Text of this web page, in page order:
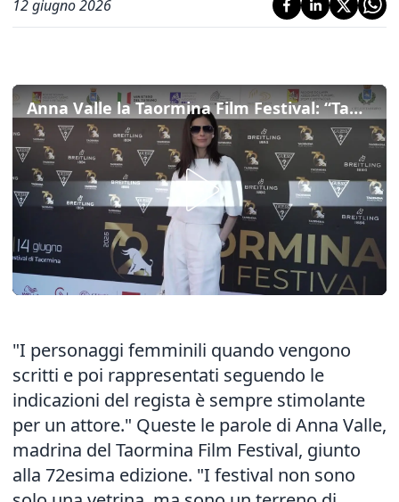
12 giugno 2026
Anna Valle la Taormina Film Festival: “Tanti i personaggi che mi hanno segnato”
"I personaggi femminili quando vengono
scritti e poi rappresentati seguendo le
indicazioni del regista è sempre stimolante
per un attore." Queste le parole di Anna Valle,
madrina del Taormina Film Festival, giunto
alla 72esima edizione. "I festival non sono